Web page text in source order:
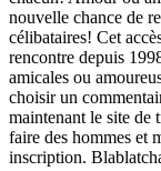
nouvelle chance de
célibataires! Cet
rencontre depuis
amicales ou
choisir un
maintenant le site de
faire des hommes et
inscription.